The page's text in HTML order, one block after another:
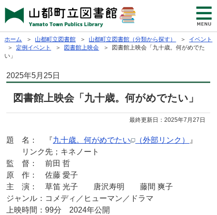
ホーム ＞ 山都町立図書館 ＞ 山都町立図書館（分類から探す） ＞ イベント
＞ 定例イベント ＞ 図書館上映会 ＞ 図書館上映会「九十歳。何がめでた
い」
2025年5月25日
図書館上映会「九十歳。何がめでたい」
最終更新日：2025年7月27日
題 名： 『九十歳。何がめでたい （外部リンク） 』
リンク先；キネノート
監 督： 前田 哲
原 作： 佐藤 愛子
主 演： 草笛 光子 唐沢寿明 藤間 爽子
ジャンル：コメディ／ヒューマン／ドラマ
上映時間：99分 2024年公開